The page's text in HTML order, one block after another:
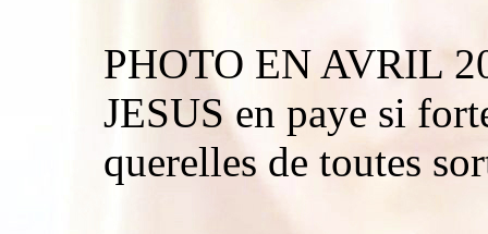
PHOTO EN AVRIL
JESUS en paye si
querelles de toutes